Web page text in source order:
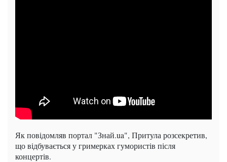
Як повідомляв портал "Знай.ua", Притула розсекретив,
що відбувається у гримерках гумористів після
концертів.